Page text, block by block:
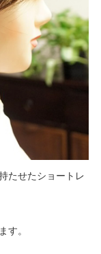
たせたショートレ
す。